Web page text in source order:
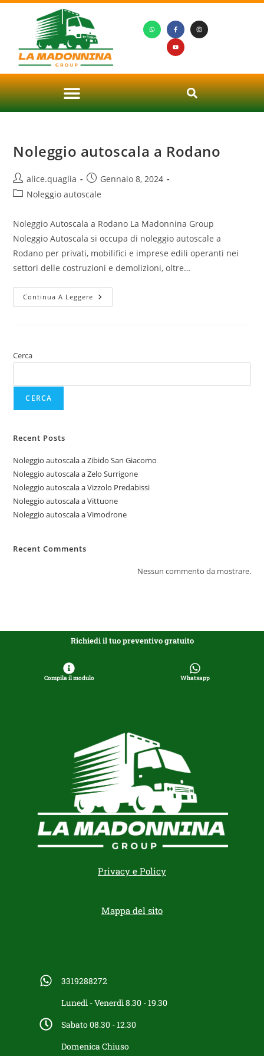
Noleggio autoscala a Rodano
alice.quaglia
Gennaio 8, 2024
Noleggio autoscale
Noleggio Autoscala a Rodano La Madonnina Group
Noleggio Autoscala si occupa di noleggio autoscale a
Rodano per privati, mobilifici e imprese edili operanti nei
settori delle costruzioni e demolizioni, oltre…
Continua A Leggere
Cerca
CERCA
Recent Posts
Noleggio autoscala a Zibido San Giacomo
Noleggio autoscala a Zelo Surrigone
Noleggio autoscala a Vizzolo Predabissi
Noleggio autoscala a Vittuone
Noleggio autoscala a Vimodrone
Recent Comments
Nessun commento da mostrare.
Richiedi il tuo preventivo gratuito
Compila il modulo Whatsapp
Privacy e Policy
Mappa del sito
3319288272
Lunedì - Venerdì 8.30 - 19.30
Sabato 08.30 - 12.30
Domenica Chiuso